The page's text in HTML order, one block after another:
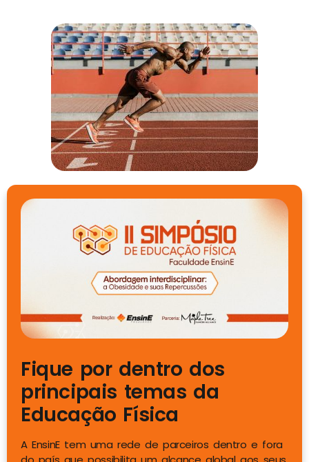
Fique por dentro dos
principais temas da
Educação Física
A EnsinE tem uma rede de parceiros dentro e fora